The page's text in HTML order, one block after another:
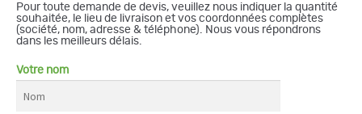
Pour toute demande de devis, veuillez nous indiquer la quantité
souhaitée, le lieu de livraison et vos coordonnées complètes
(société, nom, adresse & téléphone). Nous vous répondrons
dans les meilleurs délais.
Votre nom